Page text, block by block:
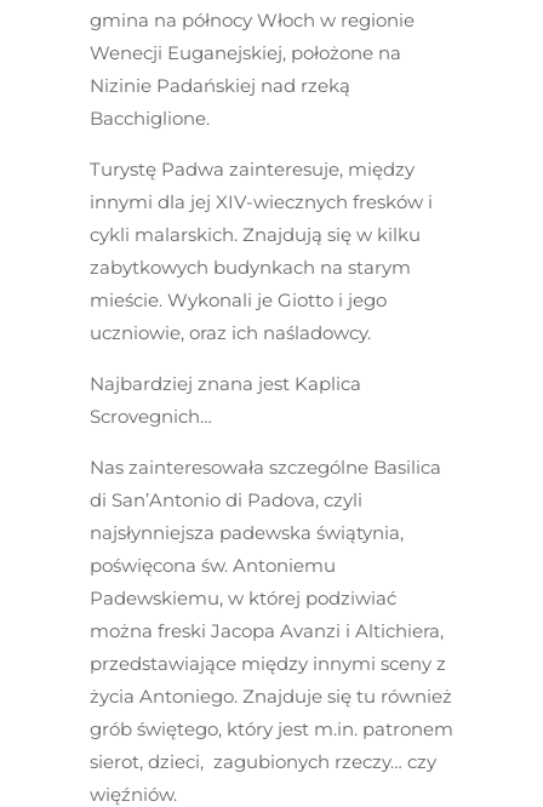
gmina na północy Włoch w regionie
Wenecji Euganejskiej, położone na
Nizinie Padańskiej nad rzeką
Bacchiglione.
Turystę Padwa zainteresuje, między
innymi dla jej XIV-wiecznych fresków i
cykli malarskich. Znajdują się w kilku
zabytkowych budynkach na starym
mieście. Wykonali je Giotto i jego
uczniowie, oraz ich naśladowcy.
Najbardziej znana jest Kaplica
Scrovegnich…
Nas zainteresowała szczególne Basilica
di San’Antonio di Padova, czyli
najsłynniejsza padewska świątynia,
poświęcona św. Antoniemu
Padewskiemu, w której podziwiać
można freski Jacopa Avanzi i Altichiera,
przedstawiające między innymi sceny z
życia Antoniego. Znajduje się tu również
grób świętego, który jest m.in. patronem
sierot, dzieci, zagubionych rzeczy… czy
więźniów.